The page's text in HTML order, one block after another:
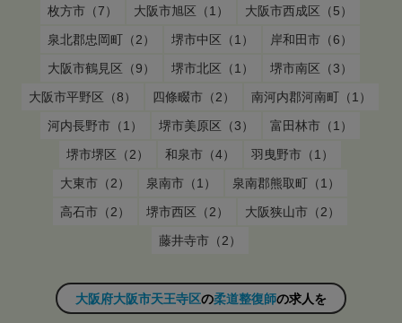
枚方市（7）
大阪市旭区（1）
大阪市西成区（5）
泉北郡忠岡町（2）
堺市中区（1）
岸和田市（6）
大阪市鶴見区（9）
堺市北区（1）
堺市南区（3）
大阪市平野区（8）
四條畷市（2）
南河内郡河南町（1）
河内長野市（1）
堺市美原区（3）
富田林市（1）
堺市堺区（2）
和泉市（4）
羽曳野市（1）
大東市（2）
泉南市（1）
泉南郡熊取町（1）
高石市（2）
堺市西区（2）
大阪狭山市（2）
藤井寺市（2）
大阪府大阪市天王寺区の柔道整復師の求人を